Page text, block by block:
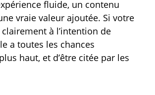
fluide, un contenu
vraie valeur ajoutée. Si votre
à l’intention de
a toutes les chances
haut, et d’être citée par les